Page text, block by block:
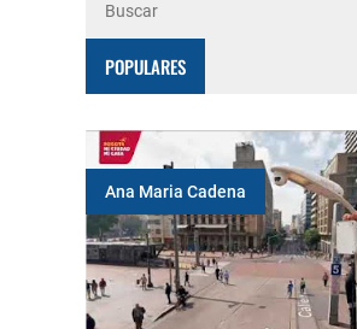
POPULARES
Ana Maria Cadena